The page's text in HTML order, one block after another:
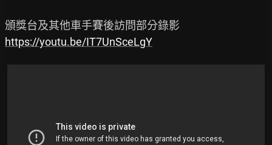
https://youtu.be/IT7UnSceLgY